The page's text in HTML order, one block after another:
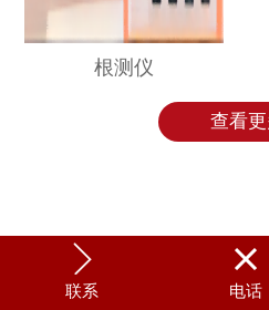
根测仪
查看更

联系

电话